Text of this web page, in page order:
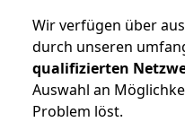
Wir verfügen über
durch unseren
qualifizierten
Auswahl an
Problem löst.